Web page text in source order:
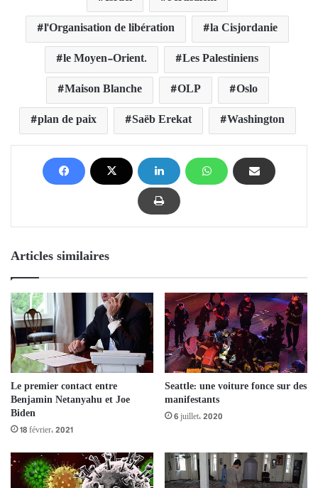
l'Organisation de libération
la Cisjordanie
le Moyen-Orient.
Les Palestiniens
Maison Blanche
OLP
Oslo
plan de paix
Saëb Erekat Washington
Articles similaires
Le premier contact entre
Benjamin Netanyahu et Joe
Biden
18 février، 2021
Seattle: une voiture fonce sur des
manifestants
6 juillet، 2020